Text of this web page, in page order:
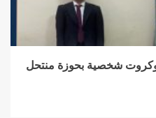
محمول وكروت شخصية بحوزة منتحل